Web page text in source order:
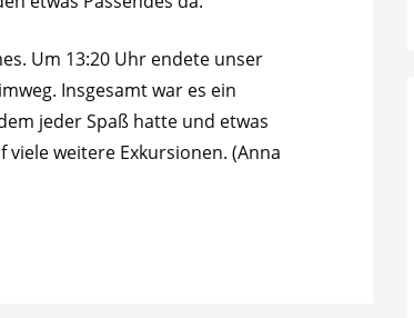
Um 13:20 Uhr endete unser
Insgesamt war es ein
jeder Spaß hatte und etwas
weitere Exkursionen. (Anna